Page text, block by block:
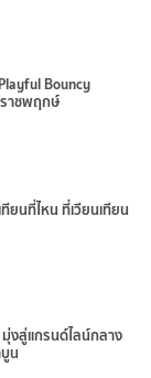
Bouncy
าชพฤกษ์
ยนที่ไหน ที่เวียนเทียน
งสู่แกรนด์ไลน์กลาง
น